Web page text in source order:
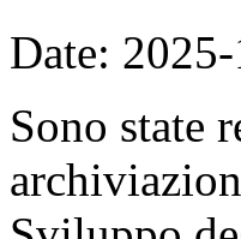
Date:
Sono state